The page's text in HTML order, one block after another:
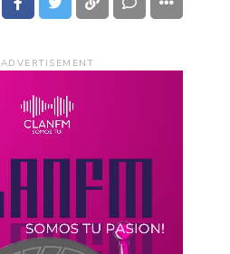
ADVERTISEMENT